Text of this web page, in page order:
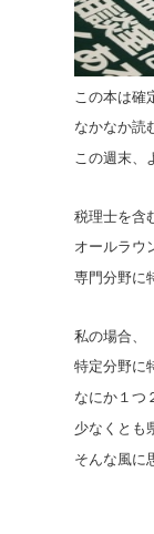
この本は確
なかなか読
この週末、
税理士を含
オールラウ
専門分野に
私の場合、
特定分野に
なにか１つ
少なくとも
そんな風に